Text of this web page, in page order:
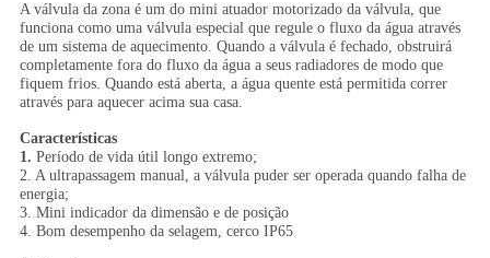
A válvula da zona é um do mini atuador motorizado da válvula, que
funciona como uma válvula especial que regule o fluxo da água através
de um sistema de aquecimento. Quando a válvula é fechado, obstruirá
completamente fora do fluxo da água a seus radiadores de modo que
fiquem frios. Quando está aberta, a água quente está permitida correr
através para aquecer acima sua casa.
Características
1. Período de vida útil longo extremo;
2. A ultrapassagem manual, a válvula puder ser operada quando falha de
energia;
3. Mini indicador da dimensão e de posição
4. Bom desempenho da selagem, cerco IP65